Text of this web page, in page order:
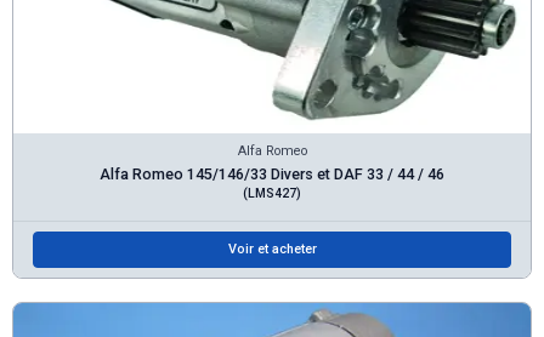
Alfa Romeo
Alfa Romeo 145/146/33 Divers et DAF 33 / 44 / 46
(LMS427)
Voir et acheter